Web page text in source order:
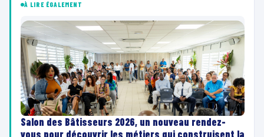
À LIRE ÉGALEMENT
Salon des Bâtisseurs 2026, un nouveau rendez-
vous pour découvrir les métiers qui construisent la